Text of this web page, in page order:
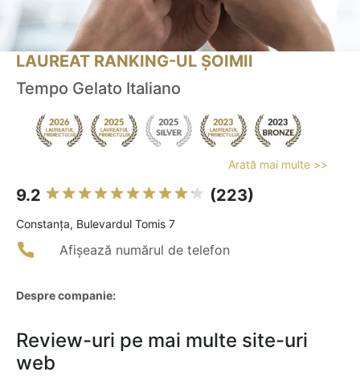
LAUREAT RANKING-UL ȘOIMII
Tempo Gelato Italiano
Arată mai multe >>
9.2 (223)
Constanţa, Bulevardul Tomis 7
Afișează numărul de telefon
Despre companie:
Review-uri pe mai multe site-uri
web